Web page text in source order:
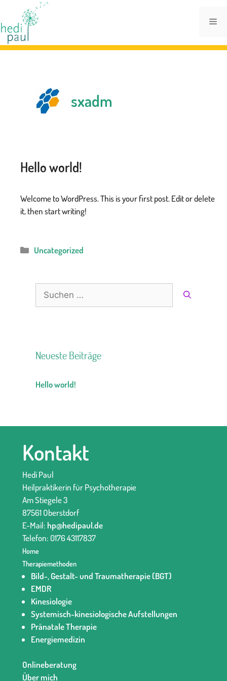
springen
sxadm
Hello world!
Welcome to WordPress. This is your first post. Edit or delete
it, then start writing!
Kategorien
Uncategorized
Suche
nach:
Neueste Beiträge
Hello world!
Kontakt
Hedi Paul
Heilpraktikerin für Psychotherapie
Am Stiegele 3
87561 Oberstdorf
E-Mail: hp@hedipaul.de
Telefon: 0176 43117837‬
Home
Therapiemethoden
Bild-, Gestalt- und Traumatherapie (BGT)
EMDR
Kinesiologie
Systemisch-kinesiologische Aufstellungen
Pränatale Therapie
Energiemedizin
Onlineberatung
Über mich